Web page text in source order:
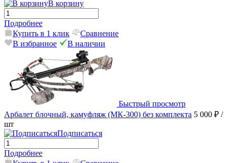
В корзину
Подробнее
Купить в 1 клик
Сравнение
В избранное
В наличии
Быстрый просмотр
Арбалет блочный, камуфляж (МК-300) без комплекта 5 000 ₽ /
шт
Подписаться
Подробнее